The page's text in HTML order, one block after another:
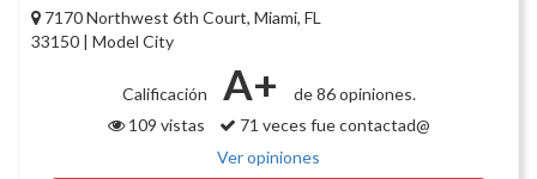
7170 Northwest 6th Court, Miami, FL
33150 | Model City
Calificación A+
de 86 opiniones.
109 vistas
71 veces fue contactad@
Ver opiniones